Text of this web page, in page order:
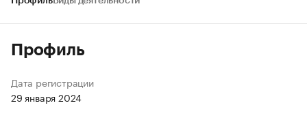
Профиль
Дата регистрации
29 января 2024